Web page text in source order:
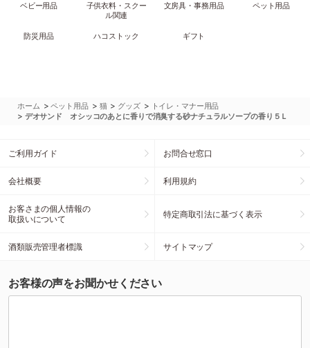
ベビー用品
子供衣料・スクー
ル関連
文房具・事務用品 ペット用品
防災用品 ハコストック ギフト
ホーム >ペット用品 > 猫 > グッズ > トイレ・マナー用品
> デオサンド オシッコのあとに香りで消臭する砂ナチュラルソープの香り５Ｌ
ご利用ガイド お問合せ窓口
会社概要 利用規約
お客さまの個人情報の
取扱いについて
特定商取引法に基づく表示
酒類販売管理者標識 サイトマップ
お客様の声をお聞かせください